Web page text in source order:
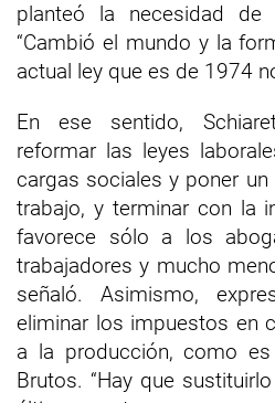
planteó la necesidad de
“Cambió el mundo y la
actual ley que es de 1974
En ese sentido,
reformar las leyes
cargas sociales y poner
trabajo, y terminar con la
favorece sólo a los
trabajadores y mucho
señaló. Asimismo,
eliminar los impuestos en
a la producción, como
Brutos. “Hay que